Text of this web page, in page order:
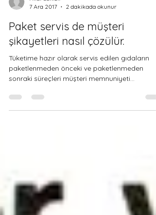
7 Ara 2017
2 dakikada okunur
Paket servis de müşteri
şikayetleri nasıl çözülür.
Tüketime hazır olarak servis edilen gıdaların
sonraki süreçleri müşteri memnuniyeti
açısından...